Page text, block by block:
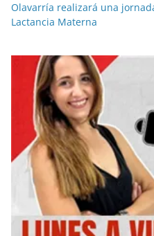
Olavarría realizará una
Lactancia Materna